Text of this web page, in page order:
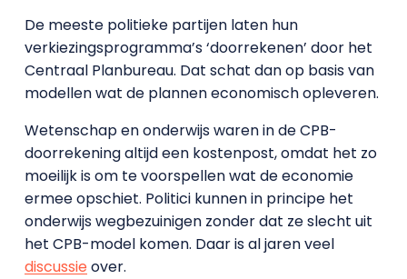
De meeste politieke partijen laten hun
verkiezingsprogramma’s ‘doorrekenen’ door het
Centraal Planbureau. Dat schat dan op basis van
modellen wat de plannen economisch opleveren.
Wetenschap en onderwijs waren in de CPB-
doorrekening altijd een kostenpost, omdat het zo
moeilijk is om te voorspellen wat de economie
ermee opschiet. Politici kunnen in principe het
onderwijs wegbezuinigen zonder dat ze slecht uit
het CPB-model komen. Daar is al jaren veel
discussieover.